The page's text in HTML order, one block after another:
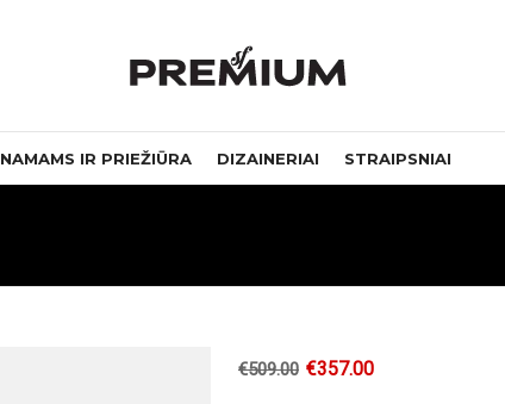
NAMAMS IR PRIEŽIŪRA DIZAINERIAI STRAIPSNIAI
€509.00 €357.00